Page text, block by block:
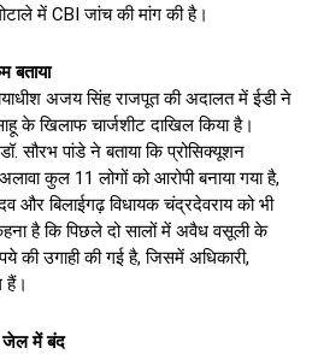
में CBI जांच की मांग की है।
बताया
अजय सिंह राजपूत की अदालत में ईडी ने
के खिलाफ चार्जशीट दाखिल किया है।
सौरभ पांडे ने बताया कि प्रोसिक्यूशन
कुल 11 लोगों को आरोपी बनाया गया है,
और बिलाईगढ़ विधायक चंद्रदेवराय को भी
है कि पिछले दो सालों में अवैध वसूली के
उगाही की गई है, जिसमें अधिकारी,
हैं।
जेल में बंद